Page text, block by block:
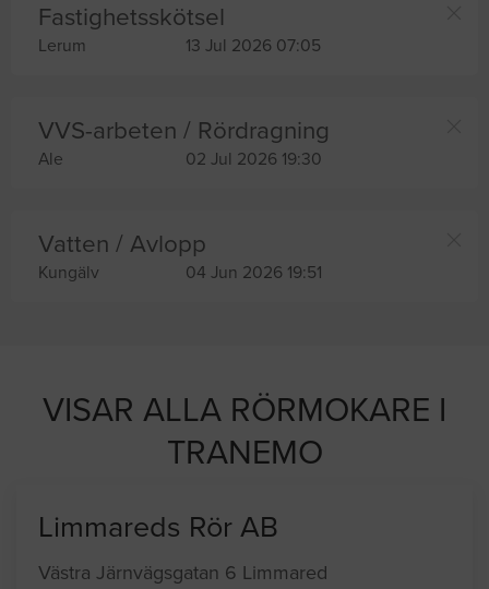
Fastighetsskötsel
Lerum 13 Jul 2026 07:05
VVS-arbeten / Rördragning
Ale 02 Jul 2026 19:30
Vatten / Avlopp
Kungälv 04 Jun 2026 19:51
VISAR ALLA RÖRMOKARE I
TRANEMO
Limmareds Rör AB
Västra Järnvägsgatan 6 Limmared